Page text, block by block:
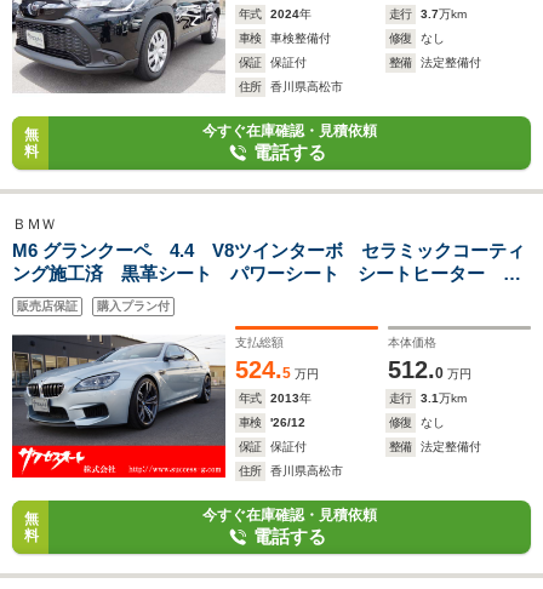
年式
2024年 走行 3.7万km
車検
車検整備付 修復
なし
保証
保証付 整備
法定整備付
住所
香川県高松市
無
料
今すぐ在庫確認・見積依頼
電話する
ＢＭＷ
M6 グランクーペ 4.4 V8ツインターボ セラミックコーティ
ング施工済 黒革シート パワーシート シートヒーター カ
ーボンルーフ 純正ナビ ETC スマートキー 純正20インチ
アルミ 各ドアイージークローザー付 記録簿付
販売店保証 購入プラン付
支払総額
524.5 万円
本体価格
512.0 万円
年式
2013年 走行 3.1万km
車検
'26/12 修復
なし
保証
保証付 整備
法定整備付
住所
香川県高松市
無
料
今すぐ在庫確認・見積依頼
電話する